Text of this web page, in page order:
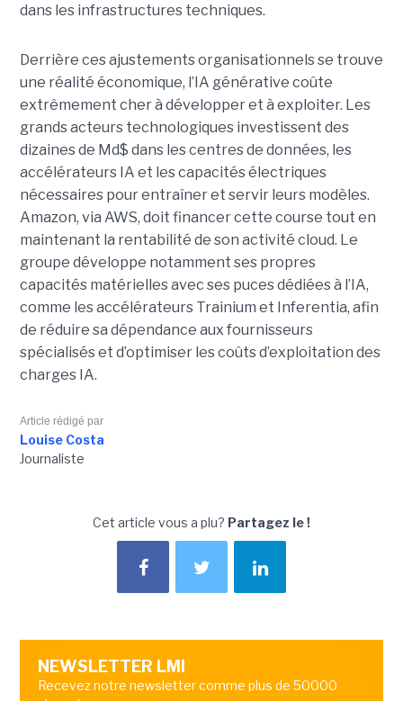
dans les infrastructures techniques.
Derrière ces ajustements organisationnels se trouve
une réalité économique, l’IA générative coûte
extrêmement cher à développer et à exploiter. Les
grands acteurs technologiques investissent des
dizaines de Md$ dans les centres de données, les
accélérateurs IA et les capacités électriques
nécessaires pour entraîner et servir leurs modèles.
Amazon, via AWS, doit financer cette course tout en
maintenant la rentabilité de son activité cloud. Le
groupe développe notamment ses propres
capacités matérielles avec ses puces dédiées à l’IA,
comme les accélérateurs Trainium et Inferentia, afin
de réduire sa dépendance aux fournisseurs
spécialisés et d’optimiser les coûts d’exploitation des
charges IA.
Article rédigé par
Louise Costa
Journaliste
Cet article vous a plu? Partagez le !
NEWSLETTER LMI
Recevez notre newsletter comme plus de 50000